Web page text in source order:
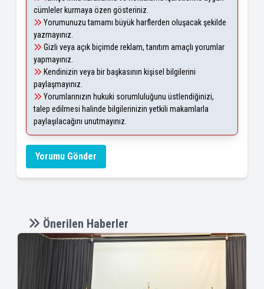
cümleler kurmaya özen gösteriniz.
Yorumunuzu tamamı büyük harflerden oluşacak şekilde
yazmayınız.
Gizli veya açık biçimde reklam, tanıtım amaçlı yorumlar
yapmayınız.
Kendinizin veya bir başkasının kişisel bilgilerini
paylaşmayınız.
Yorumlarınızın hukuki sorumluluğunu üstlendiğinizi,
talep edilmesi halinde bilgilerinizin yetkili makamlarla
paylaşılacağını unutmayınız.
Yorumu Gönder
Önerilen Haberler